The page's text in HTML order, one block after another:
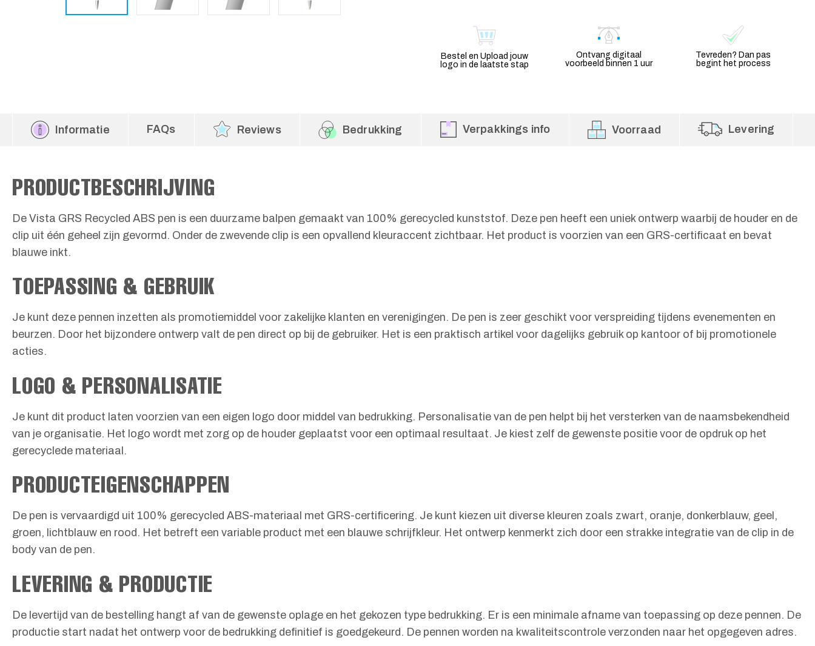
Bestel en Upload jouw
logo in de laatste stap
Ontvang digitaal
voorbeeld binnen 1 uur
Tevreden? Dan pas
begint het process
Informatie FAQs Reviews Bedrukking Verpakkings info Voorraad Levering
PRODUCTBESCHRIJVING
De Vista GRS Recycled ABS pen is een duurzame balpen gemaakt van 100% gerecycled kunststof. Deze pen heeft een uniek ontwerp waarbij de houder en de
clip uit één geheel zijn gevormd. Onder de zwevende clip is een opvallend kleuraccent zichtbaar. Het product is voorzien van een GRS-certificaat en bevat
blauwe inkt.
TOEPASSING & GEBRUIK
Je kunt deze pennen inzetten als promotiemiddel voor zakelijke klanten en verenigingen. De pen is zeer geschikt voor verspreiding tijdens evenementen en
beurzen. Door het bijzondere ontwerp valt de pen direct op bij de gebruiker. Het is een praktisch artikel voor dagelijks gebruik op kantoor of bij promotionele
acties.
LOGO & PERSONALISATIE
Je kunt dit product laten voorzien van een eigen logo door middel van bedrukking. Personalisatie van de pen helpt bij het versterken van de naamsbekendheid
van je organisatie. Het logo wordt met zorg op de houder geplaatst voor een optimaal resultaat. Je kiest zelf de gewenste positie voor de opdruk op het
gerecyclede materiaal.
PRODUCTEIGENSCHAPPEN
De pen is vervaardigd uit 100% gerecycled ABS-materiaal met GRS-certificering. Je kunt kiezen uit diverse kleuren zoals zwart, oranje, donkerblauw, geel,
groen, lichtblauw en rood. Het betreft een variable product met een blauwe schrijfkleur. Het ontwerp kenmerkt zich door een strakke integratie van de clip in de
body van de pen.
LEVERING & PRODUCTIE
De levertijd van de bestelling hangt af van de gewenste oplage en het gekozen type bedrukking. Er is een minimale afname van toepassing op deze pennen. De
productie start nadat het ontwerp voor de bedrukking definitief is goedgekeurd. De pennen worden na kwaliteitscontrole verzonden naar het opgegeven adres.